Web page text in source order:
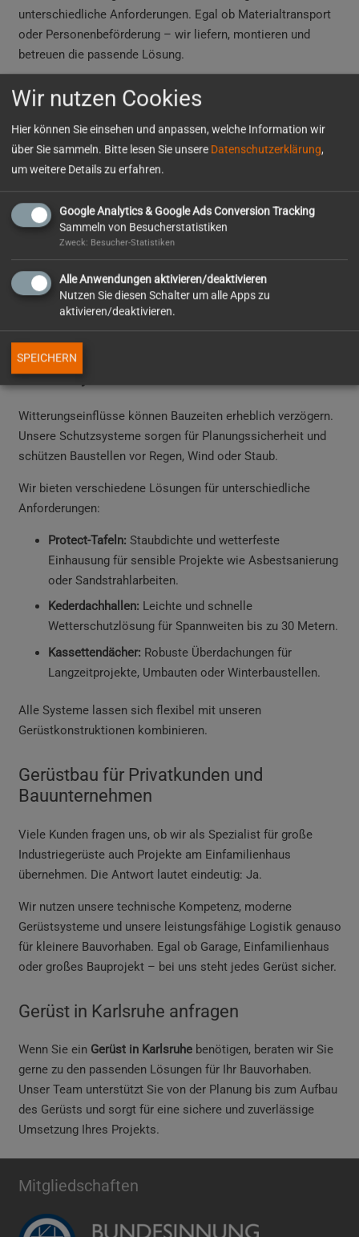
unterschiedliche Anforderungen. Egal ob Materialtransport
oder Personenbeförderung – wir liefern, montieren und
betreuen die passende Lösung.
Zu unseren Modellen gehören unter anderem:
GEDA 200 Comfort
GEDA 60S
GEDA 500
GEDA 1500
GEDA 2500
GEDA 3700
Selbstverständlich erhalten Sie von uns eine Einweisung in
Betrieb und Wartung der Geräte.
Schutzsysteme für sichere Bauabläufe
Witterungseinflüsse können Bauzeiten erheblich verzögern.
Unsere Schutzsysteme sorgen für Planungssicherheit und
schützen Baustellen vor Regen, Wind oder Staub.
Wir bieten verschiedene Lösungen für unterschiedliche
Anforderungen:
Protect-Tafeln: Staubdichte und wetterfeste
Einhausung für sensible Projekte wie Asbestsanierung
oder Sandstrahlarbeiten.
Kederdachhallen: Leichte und schnelle
Wetterschutzlösung für Spannweiten bis zu 30 Metern.
Kassettendächer: Robuste Überdachungen für
Langzeitprojekte, Umbauten oder Winterbaustellen.
Alle Systeme lassen sich flexibel mit unseren
Gerüstkonstruktionen kombinieren.
Gerüstbau für Privatkunden und
Bauunternehmen
Viele Kunden fragen uns, ob wir als Spezialist für große
Industriegerüste auch Projekte am Einfamilienhaus
übernehmen. Die Antwort lautet eindeutig: Ja.
Wir nutzen unsere technische Kompetenz, moderne
Gerüstsysteme und unsere leistungsfähige Logistik genauso
für kleinere Bauvorhaben. Egal ob Garage, Einfamilienhaus
oder großes Bauprojekt – bei uns steht jedes Gerüst sicher.
Gerüst in Karlsruhe anfragen
Wenn Sie ein Gerüst in Karlsruhebenötigen, beraten wir Sie
gerne zu den passenden Lösungen für Ihr Bauvorhaben.
Unser Team unterstützt Sie von der Planung bis zum Aufbau
des Gerüsts und sorgt für eine sichere und zuverlässige
Umsetzung Ihres Projekts.
Mitgliedschaften
Wir nutzen Cookies
Hier können Sie einsehen und anpassen, welche Information wir
über Sie sammeln. Bitte lesen Sie unsere Datenschutzerklärung,
um weitere Details zu erfahren.
Google Analytics & Google Ads Conversion Tracking
Sammeln von Besucherstatistiken
Zweck: Besucher-Statistiken
Alle Anwendungen aktivieren/deaktivieren
Nutzen Sie diesen Schalter um alle Apps zu
aktivieren/deaktivieren.
SPEICHERN